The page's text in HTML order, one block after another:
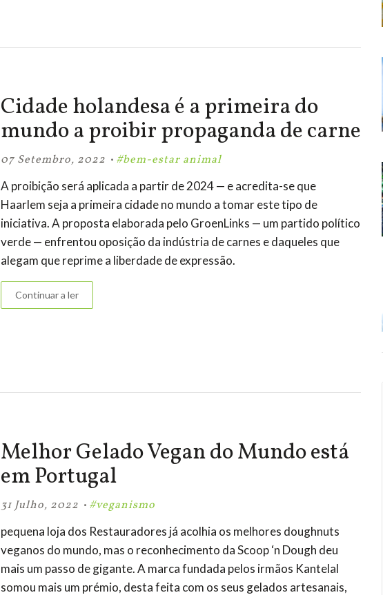
Cidade holandesa é a primeira do
mundo a proibir propaganda de carne
07 Setembro, 2022 · #bem-estar animal
A proibição será aplicada a partir de 2024 — e acredita-se que
Haarlem seja a primeira cidade no mundo a tomar este tipo de
iniciativa. A proposta elaborada pelo GroenLinks — um partido político
verde — enfrentou oposição da indústria de carnes e daqueles que
alegam que reprime a liberdade de expressão.
Continuar a ler
Melhor Gelado Vegan do Mundo está
em Portugal
31 Julho, 2022 · #veganismo
pequena loja dos Restauradores já acolhia os melhores doughnuts
veganos do mundo, mas o reconhecimento da Scoop ‘n Dough deu
mais um passo de gigante. A marca fundada pelos irmãos Kantelal
somou mais um prémio, desta feita com os seus gelados artesanais,